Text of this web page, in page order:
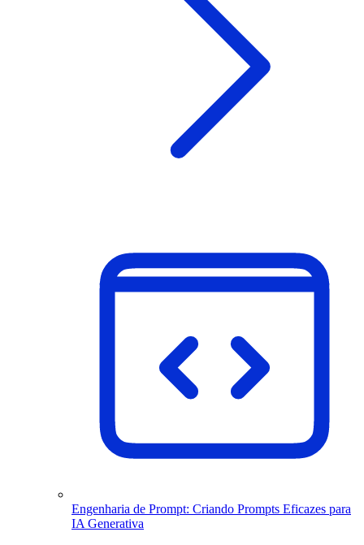
Engenharia de Prompt: Criando Prompts Eficazes para
IA Generativa